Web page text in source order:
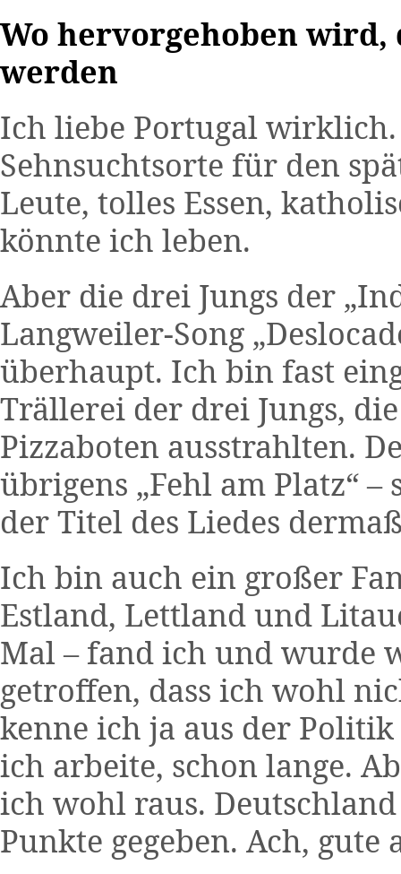
Wo hervorgehoben
werden
Ich liebe Portugal
Sehnsuchtsorte für den
Leute, tolles Essen,
könnte ich leben.
Aber die drei Jungs der
Langweiler-Song
überhaupt. Ich bin fast
Trällerei der drei Jungs,
Pizzaboten ausstrahlten.
übrigens „Fehl am Platz“
der Titel des Liedes
Ich bin auch ein großer
Estland, Lettland und
Mal – fand ich und wurde
getroffen, dass ich wohl
kenne ich ja aus der
ich arbeite, schon lange.
ich wohl raus.
Punkte gegeben. Ach, gute